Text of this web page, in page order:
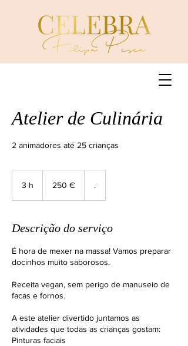
Atelier de Culinária
2 animadores até 25 crianças
3 h 250 € .
Descrição do serviço
É hora de mexer na massa! Vamos preparar
docinhos muito saborosos.
Receita vegan, sem perigo de manuseio de
facas e fornos.
A este atelier divertido juntamos as
atividades que todas as crianças gostam:
Pinturas faciais